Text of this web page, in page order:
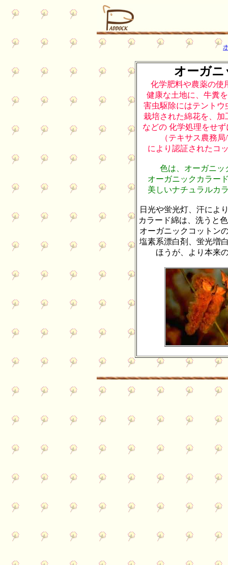
オーガ
化学肥料や農薬の使
健康な土地に、牛
害虫駆除にはテント
栽培された綿花を、
などの 化学処理
（テキサス農務局
により認証さ
色は、オーガニッ
オーガニックカラー
美しいナチュ
日光や蛍光灯、汗によ
カラード綿は、洗うと
オーガニックコットン
塩素系漂白剤、蛍光
ほうが、より本来